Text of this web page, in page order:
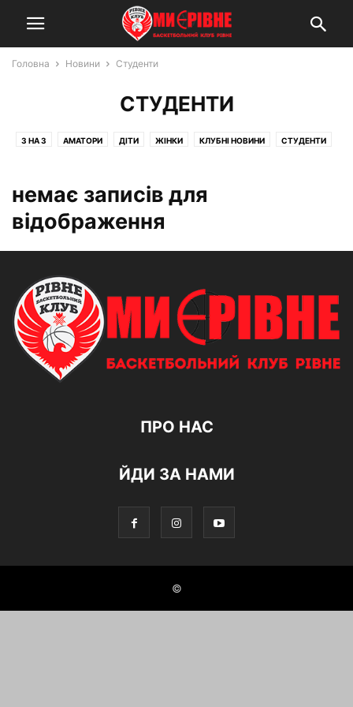
Головна Новини Студенти
СТУДЕНТИ
3 НА 3 АМАТОРИ ДІТИ ЖІНКИ КЛУБНІ НОВИНИ СТУДЕНТИ
немає записів для
відображення
ПРО НАС
ЙДИ ЗА НАМИ
©